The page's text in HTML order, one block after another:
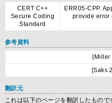
CERT C++
Secure Coding
Standard
ERR05-CPP.
provide error
参考資料
[Miller
[Saks
翻訳元
これは以下のページを翻訳したもので